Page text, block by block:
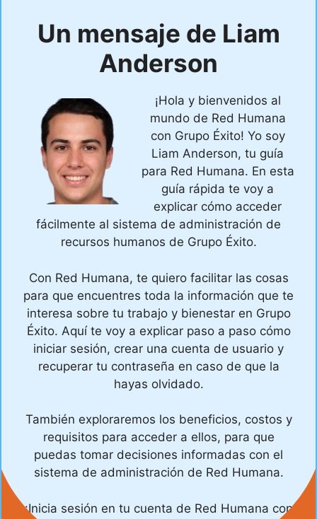
Un mensaje de Liam
Anderson
¡Hola y bienvenidos al
mundo de Red Humana
con Grupo Éxito! Yo soy
Liam Anderson, tu guía
para Red Humana. En esta
guía rápida te voy a
explicar cómo acceder
fácilmente al sistema de administración de
recursos humanos de Grupo Éxito.
Con Red Humana, te quiero facilitar las cosas
para que encuentres toda la información que te
interesa sobre tu trabajo y bienestar en Grupo
Éxito. Aquí te voy a explicar paso a paso cómo
iniciar sesión, crear una cuenta de usuario y
recuperar tu contraseña en caso de que la
hayas olvidado.
También exploraremos los beneficios, costos y
requisitos para acceder a ellos, para que
puedas tomar decisiones informadas con el
sistema de administración de Red Humana.
¡Inicia sesión en tu cuenta de Red Humana con